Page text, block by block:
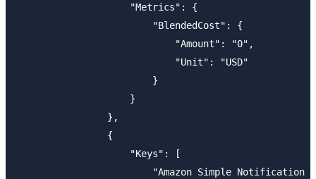
                    "Metrics": {
                        "BlendedCost": {
                            "Amount": "0",
                            "Unit": "USD"
                        }
                    }
                },
                {
                    "Keys": [
"Amazon Simple Notification